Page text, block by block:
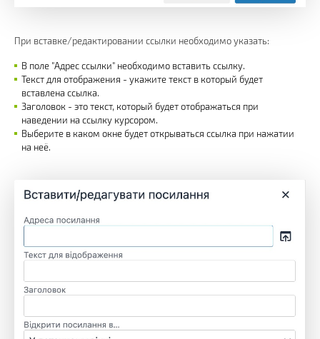
При вставке/редактировании ссылки необходимо указать:
В поле "Адрес ссылки" необходимо вставить ссылку.
Текст для отображения - укажите текст в который будет
вставлена ссылка.
Заголовок - это текст, который будет отображаться при
наведении на ссылку курсором.
Выберите в каком окне будет открываться ссылка при нажатии
на неё.